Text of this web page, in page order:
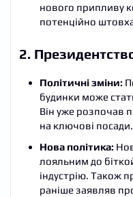
нового припливу
потенційно
2.
Політичні зміни:
будинки може
Він уже розпочав
на ключові посади.
Нова політика:
лояльним до
індустрію. Також
раніше заявляв